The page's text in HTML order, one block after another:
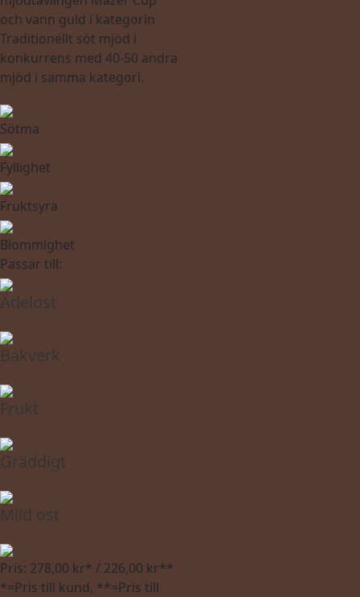
och vann guld i kategorin
Traditionellt söt mjöd i
konkurrens med 40-50 andra
mjöd i samma kategori.
Sötma
Fyllighet
Fruktsyra
Blommighet
Passar till:
Ädelost
Bakverk
Frukt
Gräddigt
Mild ost
Pris: 278,00 kr* / 226,00 kr**
*=Pris till kund, **=Pris till